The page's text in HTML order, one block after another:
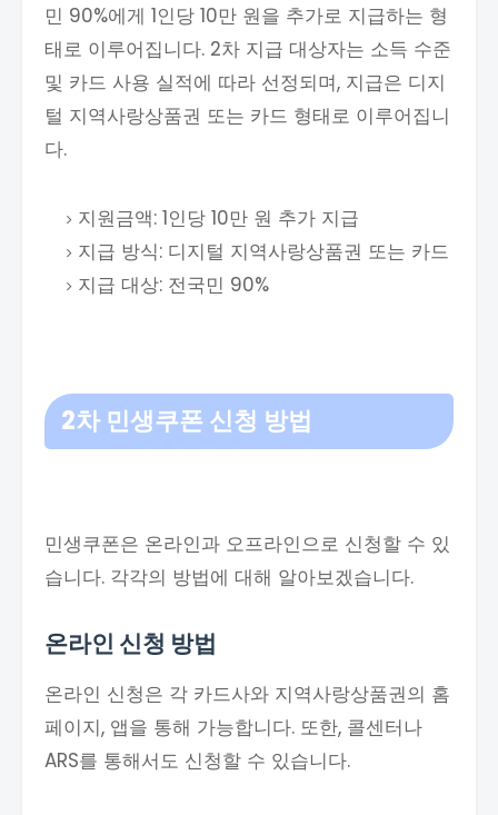
민 90%에게 1인당 10만 원을 추가로 지급하는 형
태로 이루어집니다. 2차 지급 대상자는 소득 수준
및 카드 사용 실적에 따라 선정되며, 지급은 디지
털 지역사랑상품권 또는 카드 형태로 이루어집니
다.
지원금액: 1인당 10만 원 추가 지급
지급 방식: 디지털 지역사랑상품권 또는 카드
지급 대상: 전국민 90%
2차민생쿠폰 신청 방법
민생쿠폰은 온라인과 오프라인으로 신청할 수 있
습니다. 각각의 방법에 대해 알아보겠습니다.
온라인 신청 방법
온라인 신청은 각 카드사와 지역사랑상품권의 홈
페이지, 앱을 통해 가능합니다. 또한, 콜센터나
ARS를 통해서도 신청할 수 있습니다.